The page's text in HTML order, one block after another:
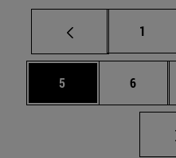
Página
1
Página
5 Página
6